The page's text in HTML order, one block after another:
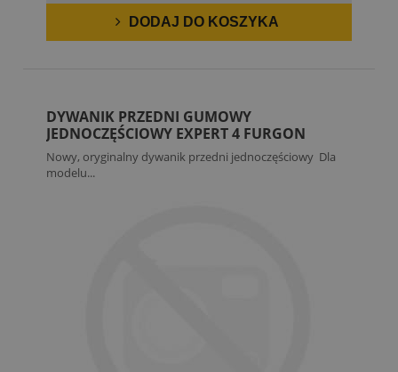
DODAJ DO KOSZYKA
DYWANIK PRZEDNI GUMOWY
JEDNOCZĘŚCIOWY EXPERT 4 FURGON
Nowy, oryginalny dywanik przedni jednoczęściowy Dla
modelu...